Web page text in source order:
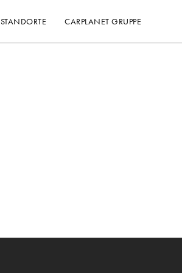
STANDORTE CARPLANET GRUPPE